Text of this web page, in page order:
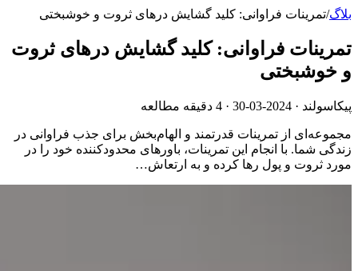
بلاگ/تمرینات فراوانی: کلید گشایش درهای ثروت و خوشبختی
تمرینات فراوانی: کلید گشایش درهای ثروت
و خوشبختی
پیکاسولند · 2024-03-30 · 4 دقیقه مطالعه
مجموعه‌ای از تمرینات قدرتمند و الهام‌بخش برای جذب فراوانی در
زندگی شما. با انجام این تمرینات، باورهای محدودکننده خود را در
مورد ثروت و پول رها کرده و به ارتعاش…